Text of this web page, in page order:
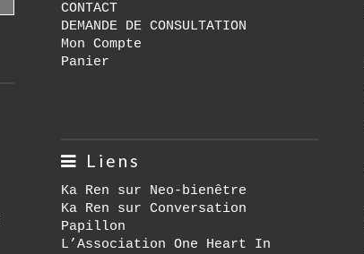
CONTACT
DEMANDE DE CONSULTATION
Mon Compte
Panier
Liens
Ka Ren sur Neo-bienêtre
Ka Ren sur Conversation
Papillon
L’Association One Heart In